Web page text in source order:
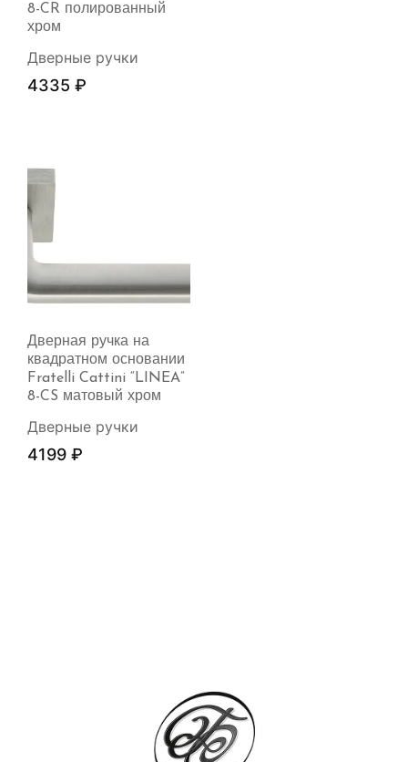
8-CR полированный
хром
Дверные ручки
4335 ₽
Дверная ручка на
квадратном основании
Fratelli Cattini “LINEA”
8-CS матовый хром
Дверные ручки
4199 ₽